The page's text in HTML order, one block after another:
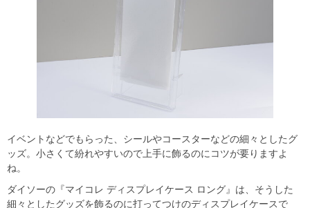
イベントなどでもらった、シールやコースターなどの細々としたグ
ッズ。小さくて紛れやすいので上手に飾るのにコツが要りますよ
ね。
ダイソーの『マイコレ ディスプレイケース ロング』は、そうした
細々としたグッズを飾るのに打ってつけのディスプレイケースで